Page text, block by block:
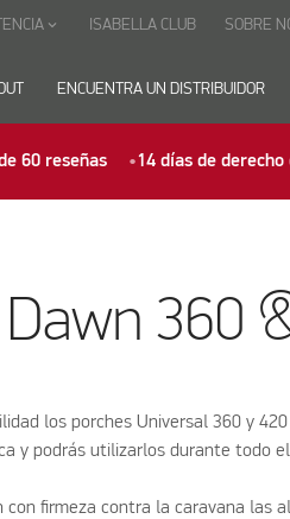
ENCUENTRA UN DISTRIBUIDOR
keyboard_arrow_down ISABELLA CLUB SOBRE
60 reseñas 14 días de
360
los porches Universal 360 y
y podrás utilizarlos durante todo
con firmeza contra la caravana las